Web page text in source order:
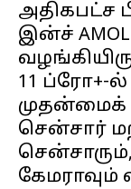
அதிகபட்ச
இன்ச்
11 ப்ரோ+-ல்
முதன்மைக்
சென்சார்
கேமராவும்